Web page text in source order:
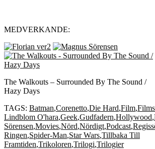
MEDVERKANDE:
The Walkouts – Surrounded By The Sound /
Hazy Days
TAGS: Batman,Corenetto,Die Hard,Film,
Lindblom O'hara,Geek,Gudfadern,Hollywood,
Sörensen,Movies,Nörd,Nördigt,Podcast,
Ringen,Spider-Man,Star Wars,Tillbaka Till
Framtiden,Trikoloren,Trilogi,Trilogier